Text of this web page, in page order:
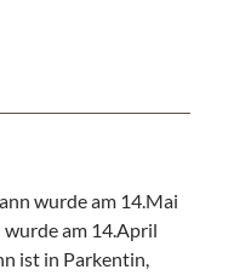
wurde am 14.Mai
am 14.April
ist in Parkentin,